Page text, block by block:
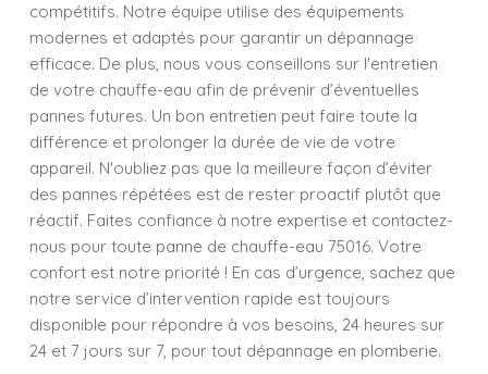
compétitifs. Notre équipe utilise des équipements
modernes et adaptés pour garantir un dépannage
efficace. De plus, nous vous conseillons sur l'entretien
de votre chauffe-eau afin de prévenir d’éventuelles
pannes futures. Un bon entretien peut faire toute la
différence et prolonger la durée de vie de votre
appareil. N'oubliez pas que la meilleure façon d’éviter
des pannes répétées est de rester proactif plutôt que
réactif. Faites confiance à notre expertise et contactez-
nous pour toute panne de chauffe-eau 75016. Votre
confort est notre priorité ! En cas d’urgence, sachez que
notre service d’intervention rapide est toujours
disponible pour répondre à vos besoins, 24 heures sur
24 et 7 jours sur 7, pour tout dépannage en plomberie.